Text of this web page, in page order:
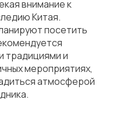
внимание к
Китая.
посетить
традициями и
мероприятиях,
атмосферой